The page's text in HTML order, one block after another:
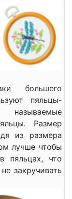
большего
пяльцы-
Размер
из размера
лучше чтобы
пяльцах, что
закручивать